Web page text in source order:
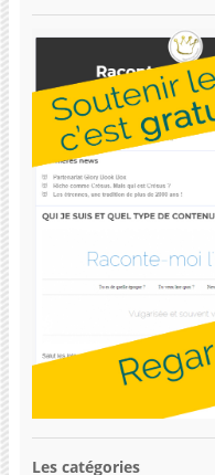
Les catégories